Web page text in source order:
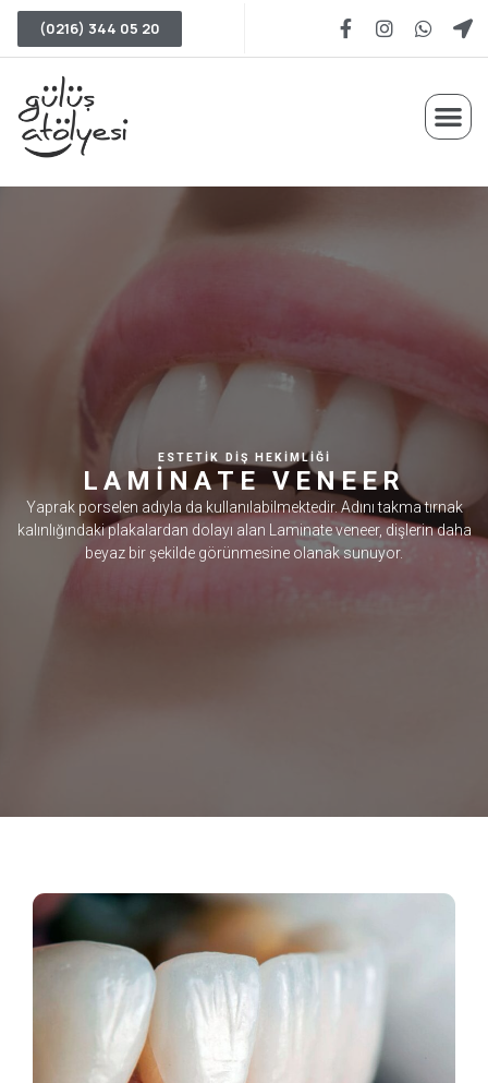
(0216) 344 05 20​
ESTETİK DİŞ HEKİMLİĞİ
L A Mİ NATE VENEER
Yaprak porselen adıyla da kullanılabilmektedir. Adını takma tırnak
kalınlığındaki plakalardan dolayı alan Laminate veneer, dişlerin daha
beyaz bir şekilde görünmesine olanak sunuyor.